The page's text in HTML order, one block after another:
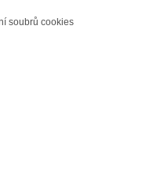
soubrů cookies